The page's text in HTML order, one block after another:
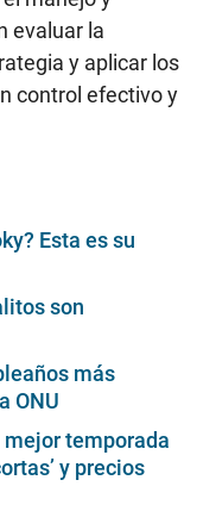
evaluar la
y aplicar los
control efectivo y
Esta es su
son
más
ONU
mejor temporada
y precios